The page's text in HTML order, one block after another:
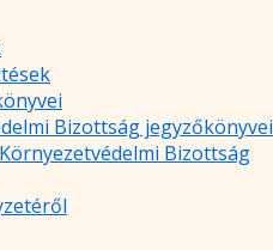
Bizottság jegyzőkönyvei
Bizottság